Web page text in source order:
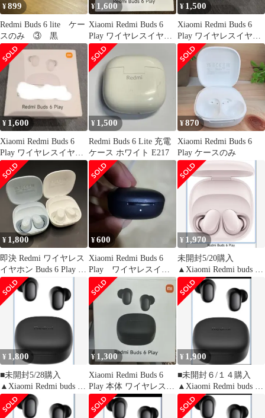
¥899
Redmi Buds 6 lite ケー
スのみ ③ 黒
¥ 1,600
Xiaomi Redmi Buds 6
Play ワイヤレスイヤホ
ン ブラック
¥ 1,500
Xiaomi Redmi Buds 6
Play ワイヤレスイヤホ
ン 本体
¥ 1,600
Xiaomi Redmi Buds 6
Play ワイヤレスイヤホ
ン 本体
¥ 1,500
Redmi Buds 6 Lite 充電
ケース ホワイト E217
¥870
Xiaomi Redmi Buds 6
Play ケースのみ
¥ 1,800
即決 Redmi ワイヤレス
イヤホン Buds 6 Play 2
個セット
¥600
Xiaomi Redmi Buds 6
Play ワイヤレスイヤ
ホン ケースのみ
¥ 1,970
未開封5/20購入
▲Xiaomi Redmi buds 6
Play ★ピンク
¥ 1,800
■未開封5/28購入
▲Xiaomi Redmi buds 6
Play★黒
¥ 1,300
Xiaomi Redmi Buds 6
Play 本体 ワイヤレスイ
ヤホン
¥ 1,900
■未開封６/１４購入
▲Xiaomi Redmi buds 6
Play★黒